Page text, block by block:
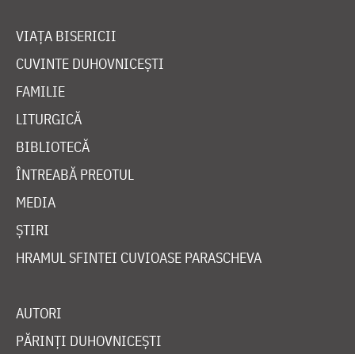
VIAȚA BISERICII
CUVINTE DUHOVNICEȘTI
FAMILIE
LITURGICĂ
BIBLIOTECĂ
ÎNTREABĂ PREOTUL
MEDIA
ȘTIRI
HRAMUL SFINTEI CUVIOASE PARASCHEVA
AUTORI
PĂRINȚI DUHOVNICEȘTI